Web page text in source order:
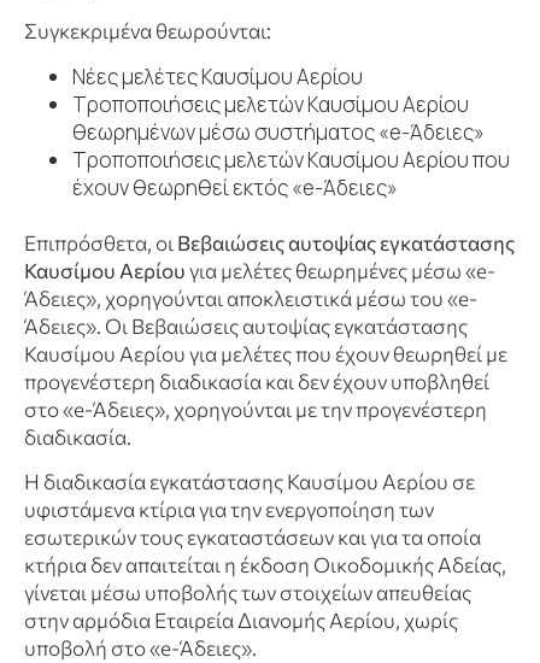
Συγκεκριμένα θεωρούνται:
Νέες μελέτες Καυσίμου Αερίου
Τροποποιήσεις μελετών Καυσίμου Αερίου
θεωρημένων μέσω συστήματος «e-Άδειες»
Τροποποιήσεις μελετών Καυσίμου Αερίου που
έχουν θεωρηθεί εκτός «e-Άδειες»
Επιπρόσθετα, οι Βεβαιώσεις αυτοψίας εγκατάστασης
Καυσίμου Αερίουγια μελέτες θεωρημένες μέσω «e-
Άδειες», χορηγούνται αποκλειστικά μέσω του «e-
Άδειες». Οι Βεβαιώσεις αυτοψίας εγκατάστασης
Καυσίμου Αερίου για μελέτες που έχουν θεωρηθεί με
προγενέστερη διαδικασία και δεν έχουν υποβληθεί
στο «e-Άδειες», χορηγούνται με την προγενέστερη
διαδικασία.
Η διαδικασία εγκατάστασης Καυσίμου Αερίου σε
υφιστάμενα κτίρια για την ενεργοποίηση των
εσωτερικών τους εγκαταστάσεων και για τα οποία
κτήρια δεν απαιτείται η έκδοση Οικοδομικής Αδείας,
γίνεται μέσω υποβολής των στοιχείων απευθείας
στην αρμόδια Εταιρεία Διανομής Αερίου, χωρίς
υποβολή στο «e-Άδειες».